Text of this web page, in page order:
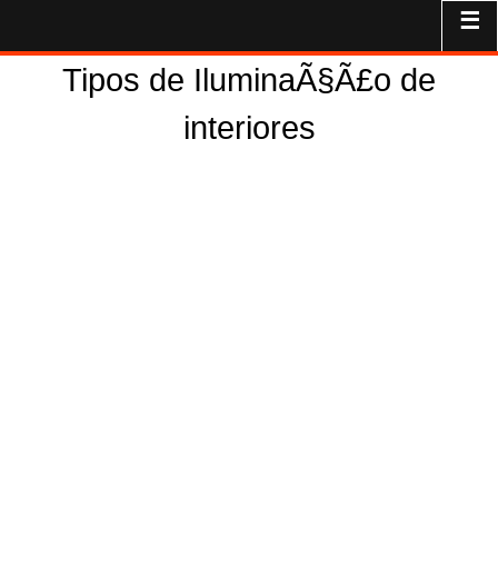
☰
Tipos de IluminaÃ§Ã£o de
interiores